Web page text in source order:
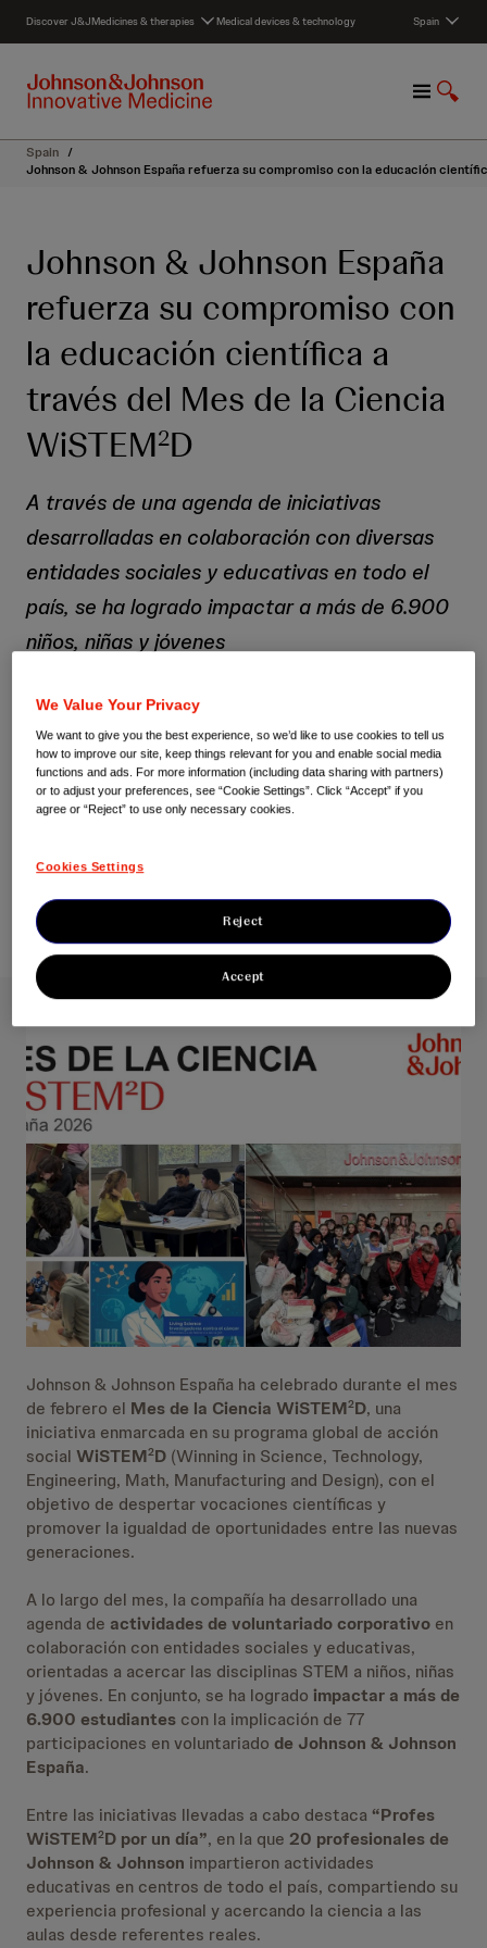
c
Discover J&JMedicines & therapies Medical devices & technology Spain
M
n
u
S
o
w
h
Spain /
Johnson & Johnson España refuerza su compromiso con la educación
Johnson & Johnson España
refuerza su compromiso con
la educación científica a
través del Mes de la Ciencia
WiSTEM2D
A través de una agenda de iniciativas
desarrolladas en colaboración con diversas
entidades sociales y educativas en todo el
país, se ha logrado impactar a más de 6.900
niños, niñas y jóvenes
Se han dado 77 participaciones de
voluntariado entre profesionales de la
compañía dirigidas a promover las STEM
entre las nuevas generaciones
02 de marzo de 2026
Johnson & Johnson España ha celebrado durante el mes
de febrero el Mes de la Ciencia WiSTEM2D, una
iniciativa enmarcada en su programa global de acción
social WiSTEM2D (Winning in Science, Technology,
Engineering, Math, Manufacturing and Design), con el
objetivo de despertar vocaciones científicas y
promover la igualdad de oportunidades entre las nuevas
generaciones.
A lo largo del mes, la compañía ha desarrollado una
agenda de actividades de voluntariado corporativo en
colaboración con entidades sociales y educativas,
orientadas a acercar las disciplinas STEM a niños, niñas
y jóvenes. En conjunto, se ha logrado impactar a más de
6.900 estudiantes con la implicación de 77
participaciones en voluntariado de Johnson & Johnson
España.
Entre las iniciativas llevadas a cabo destaca “Profes
WiSTEM2D por un día”, en la que 20 profesionales de
Johnson & Johnson impartieron actividades
educativas en centros de todo el país, compartiendo su
experiencia profesional y acercando la ciencia a las
aulas desde referentes reales.
We Value Your Privacy
We want to give you the best experience, so we’d like to use cookies to tell us
how to improve our site, keep things relevant for you and enable social media
functions and ads. For more information (including data sharing with partners)
or to adjust your preferences, see “Cookie Settings”. Click “Accept” if you
agree or “Reject” to use only necessary cookies.
Cookies Settings
Reject
Accept